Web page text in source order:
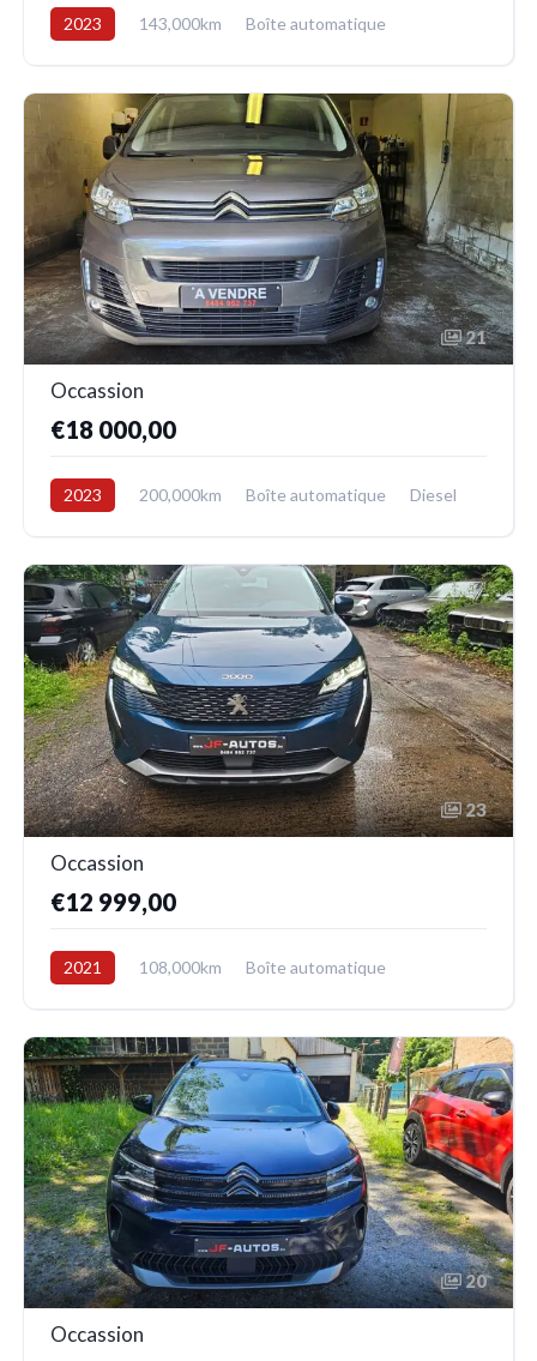
2023 143,000km
Boîte automatique
21
Occassion
€18 000,00
2023 200,000km Boîte automatique
Diesel
23
Occassion
€12 999,00
2021 108,000km
Boîte automatique
20
Occassion